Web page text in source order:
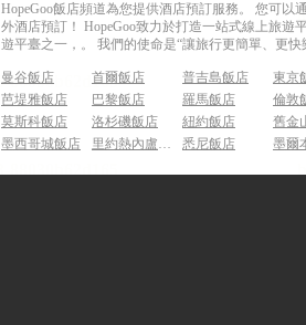
HopeGoo飯店頻道為您提供酒店預訂服務。 您可
外酒店預訂！ HopeGoo致力於打造一站式線上旅
遊平臺之一，。 我們的使命是“讓旅行更簡單、更
曼谷飯店 首爾飯店 普吉島飯店
東京
芭堤雅飯店
巴黎飯店 羅馬飯店
倫敦
莫斯科飯店
洛杉磯飯店 紐約飯店
舊金
墨西哥城飯店
里約熱內盧飯店 悉尼飯店 墨爾